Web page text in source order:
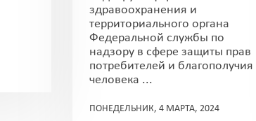
здравоохранения и
территориального органа
Федеральной службы по
надзору в сфере защиты прав
потребителей и благополучия
человека ...
ПОНЕДЕЛЬНИК, 4 МАРТА, 2024